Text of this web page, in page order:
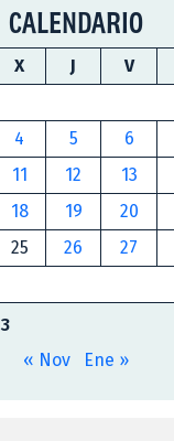
CALENDARIO
X J V
4 5 6
11 12 13
18 19 20
25 26 27
« Nov Ene »